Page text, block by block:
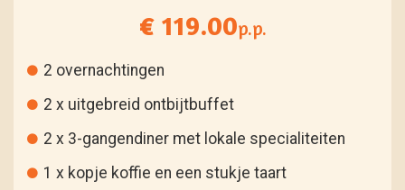
€ 119.00p.p.
2 overnachtingen
2 x uitgebreid ontbijtbuffet
2 x 3-gangendiner met lokale specialiteiten
1 x kopje koffie en een stukje taart